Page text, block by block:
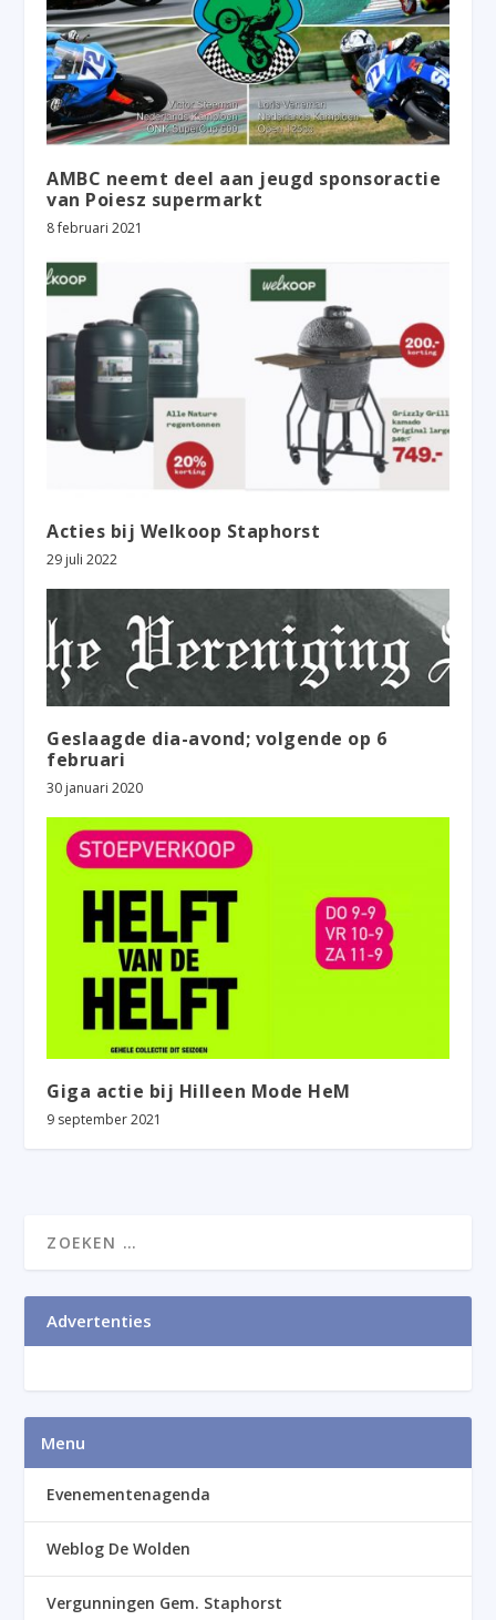
AMBC neemt deel aan jeugd sponsoractie
van Poiesz supermarkt
8 februari 2021
Acties bij Welkoop Staphorst
29 juli 2022
Geslaagde dia-avond; volgende op 6
februari
30 januari 2020
Giga actie bij Hilleen Mode HeM
9 september 2021
Advertenties
Menu
Evenementenagenda
Weblog De Wolden
Vergunningen Gem. Staphorst